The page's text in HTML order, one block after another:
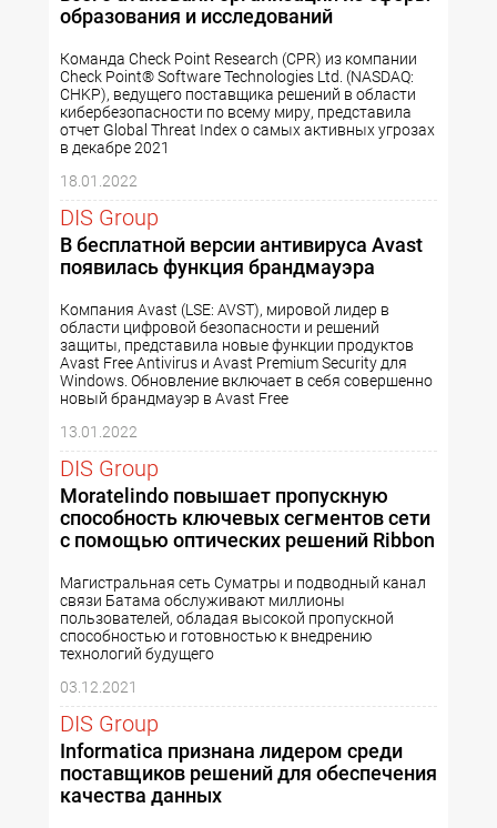
образования и исследований
Команда Check Point Research (CPR) из компании
Check Point® Software Technologies Ltd. (NASDAQ:
CHKP), ведущего поставщика решений в области
кибербезопасности по всему миру, представила
отчет Global Threat Index о самых активных угрозах
в декабре 2021
18.01.2022
DIS Group
В бесплатной версии антивируса Avast
появилась функция брандмауэра
Компания Avast (LSE: AVST), мировой лидер в
области цифровой безопасности и решений
защиты, представила новые функции продуктов
Avast Free Antivirus и Avast Premium Security для
Windows. Обновление включает в себя совершенно
новый брандмауэр в Avast Free
13.01.2022
DIS Group
Moratelindo повышает пропускную
способность ключевых сегментов сети
с помощью оптических решений Ribbon
Магистральная сеть Суматры и подводный канал
связи Батама обслуживают миллионы
пользователей, обладая высокой пропускной
способностью и готовностью к внедрению
технологий будущего
03.12.2021
DIS Group
Informatica признана лидером среди
поставщиков решений для обеспечения
качества данных